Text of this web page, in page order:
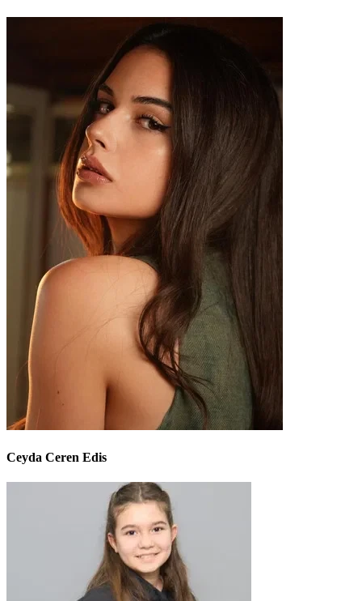
Ceyda Ceren Edis